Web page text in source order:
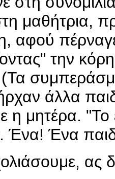
μαθήτρια,
αφού
την
(Τα
άλλα
η μητέρα.
Ένα! Ένα
ας